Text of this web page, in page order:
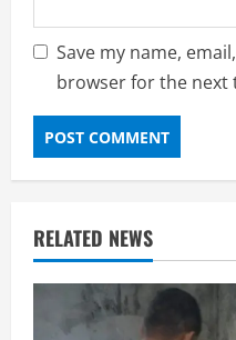
Save my name,
browser for the next
RELATED NEWS